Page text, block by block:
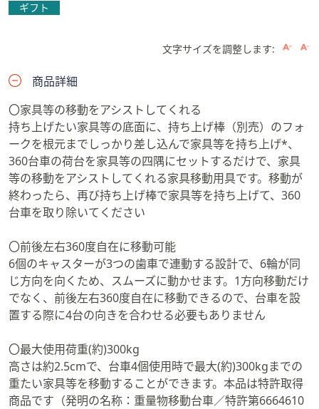
ギフト
文字サイズを調整します:
商品詳細
〇家具等の移動をアシストしてくれる
持ち上げたい家具等の底面に、持ち上げ棒（別売）のフォ
ークを根元までしっかり差し込んで家具等を持ち上げ*、
360台車の荷台を家具等の四隅にセットするだけで、家具
等の移動をアシストしてくれる家具移動用具です。移動が
終わったら、再び持ち上げ棒で家具等を持ち上げて、360
台車を取り除いてください
〇前後左右360度自在に移動可能
6個のキャスターが3つの歯車で連動する設計で、6輪が同
じ方向を向くため、スムーズに動かせます。1方向移動だけ
でなく、前後左右360度自在に移動できるので、台車を設
置する際に4台の向きを合わせる必要もありません
〇最大使用荷重(約)300kg
高さは約2.5cmで、台車4個使用時で最大(約)300kgまでの
重たい家具等を移動することができます。本品は特許取得
商品です（発明の名称：重量物移動台車／特許第6664610